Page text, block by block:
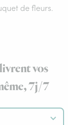
de fleurs.
vos
7j/7